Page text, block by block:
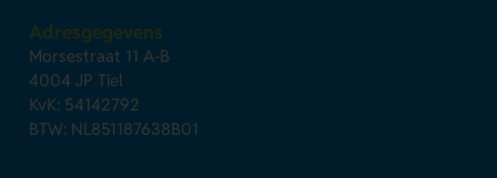
Adresgegevens
Morsestraat 11 A-B
4004 JP Tiel
KvK: 54142792
BTW: NL851187638B01